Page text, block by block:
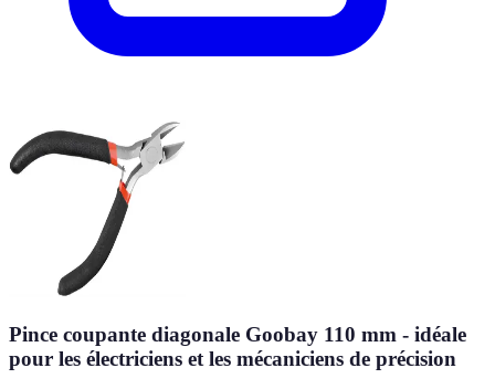
Pince coupante diagonale Goobay 110 mm - idéale
pour les électriciens et les mécaniciens de précision